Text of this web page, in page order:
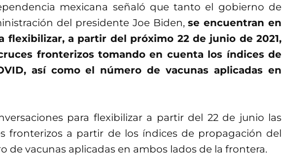
mexicana señaló que tanto el gobierno de
del presidente Joe Biden,se encuentran en
flexibilizar, a partir del próximo 22 de junio de 2021,
fronterizos tomando en cuenta los índices de
así como el número de vacunas aplicadas en
para flexibilizar a partir del 22 de junio las
fronterizos a partir de los índices de propagación del
de vacunas aplicadas en ambos lados de la frontera.